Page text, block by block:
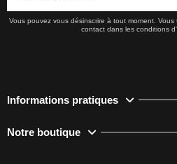
Vous pouvez vous désinscrire à tout moment.
contact dans les conditions
Informations pratiques
Notre boutique